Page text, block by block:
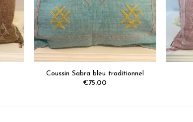
Coussin Sabra bleu traditionnel
€75.00